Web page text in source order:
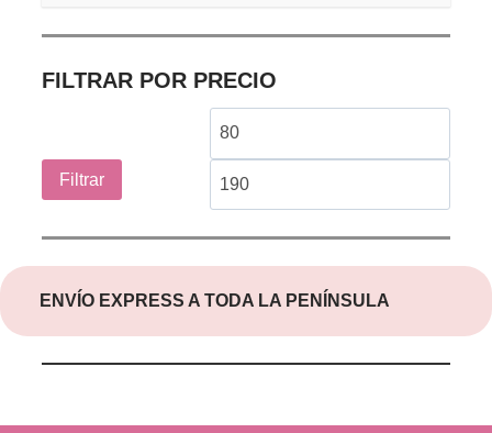
FILTRAR POR PRECIO
Precio
mínimo
Filtrar
ENVÍO EXPRESS A TODA LA PENÍNSULA